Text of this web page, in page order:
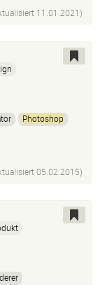
11.01.2021)
Photoshop
05.02.2015)